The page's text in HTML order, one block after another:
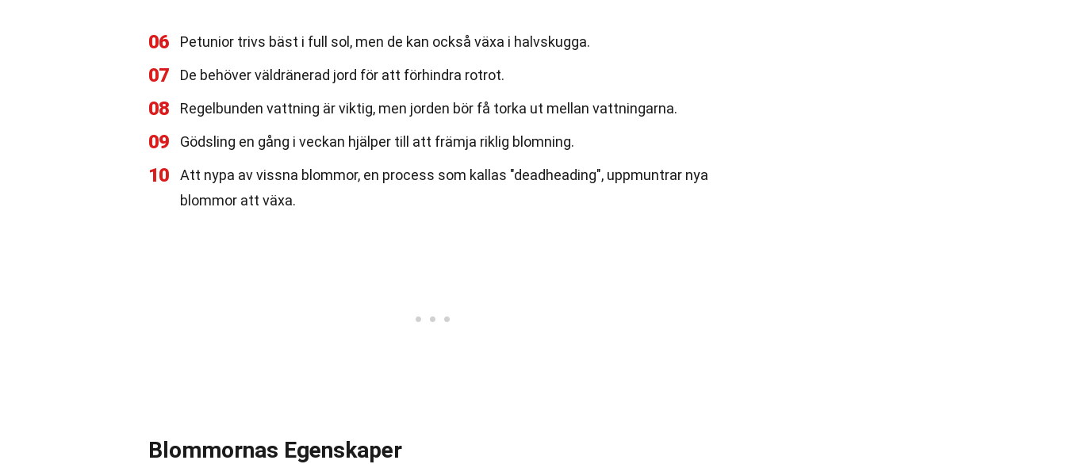
06 Petunior trivs bäst i full sol, men de kan också växa i halvskugga.
07 De behöver väldränerad jord för att förhindra rotrot.
08 Regelbunden vattning är viktig, men jorden bör få torka ut mellan vattningarna.
09 Gödsling en gång i veckan hjälper till att främja riklig blomning.
10
Att nypa av vissna blommor, en process som kallas "deadheading", uppmuntrar nya
blommor att växa.
Blommornas Egenskaper